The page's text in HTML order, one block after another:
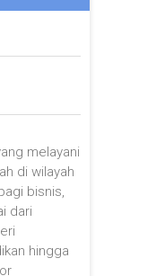
melayani
di wilayah
bisnis,
dari
hingga